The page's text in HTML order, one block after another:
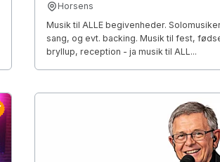
Horsens
Musik til ALLE begivenheder.
sang, og evt. backing. Musik til fest,
bryllup, reception - ja musik til ALL...